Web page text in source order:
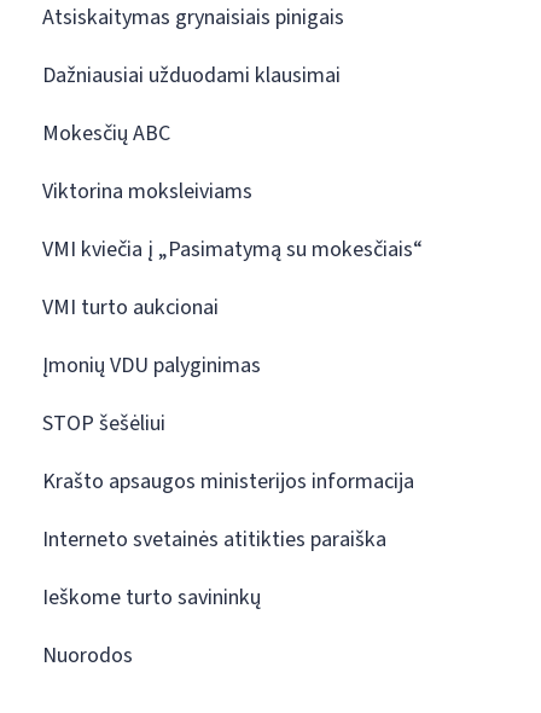
Atsiskaitymas grynaisiais pinigais
Dažniausiai užduodami klausimai
Mokesčių ABC
Viktorina moksleiviams
VMI kviečia į „Pasimatymą su mokesčiais“
VMI turto aukcionai
Įmonių VDU palyginimas
STOP šešėliui
Krašto apsaugos ministerijos informacija
Interneto svetainės atitikties paraiška
Ieškome turto savininkų
Nuorodos